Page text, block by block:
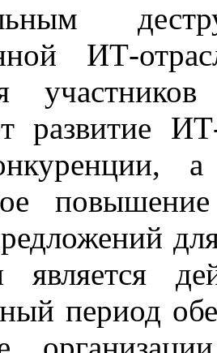
ИТ-
развитие
а
является
период